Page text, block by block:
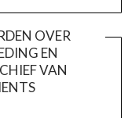
OVER
EN
VAN